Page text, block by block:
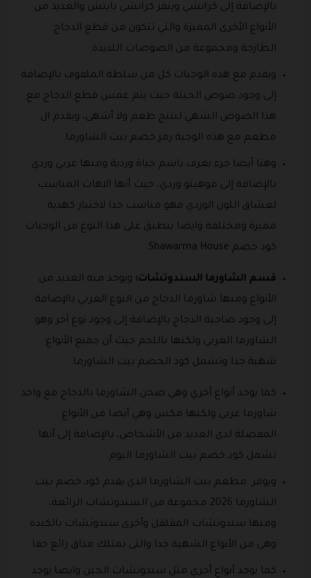
بالإضافة إلى كرانشي وينقر كرانشي بايتش والعديد من
الأنواع الأخرى المميزة والتي تتكون من قطع الدجاج
الطازجة ومجموعة من الصوصات اللذيذة.
ويقدم مع هذه الوجبات كل من سلطة الملفوف بالإضافة
إلى وجود صوص الجبنة حيث يتم غمس قطع الدجاج مع
هذا الصوص الشهي لينتج طعم ولا أشهى، ويقدم ال
مطعم مع هذه الوجبة رمز خصم بيت الشاورما.
وهنا أيضا جزء يعرف باسم حياة وردية ومنها عربي وردي
بالإضافة إلى موهيتو وردي، حيث أنها الاهات المناسب
لعشاق اللون الوردي فهو مناسب جدا لاختيار كهدية
مميزة ومختلفة وايضا ينطبق على هذا النوع من الوجبات
كود خصم Shawarma House.
قسم الشاورما السندوتشات: ويوجد منه العديد من
الأنواع ومنها شاورما الدجاج من النوع العربي بالإضافة
إلى وجود صاجية الدجاج بالإضافة إلى وجود نوع آخر وهو
الشاورما العربي ولكنها باللحم حيث أن جميع الأنواع
شهية جدا وتشمل كود الخصم بيت الشاورما.
كما يوجد أنواع أخري وهي صحن الشاورما بالدجاج مع واحد
شاورما عربي ولكنها مكس وهي أيضا من الأنواع
المفضلة لدى العديد من الأشخاص، بالإضافة إلى أنها
تشمل كود خصم بيت الشاورما اليوم.
ويوفر مطعم بيت الشاورما الذي يقدم كود خصم بيت
الشاورما 2026 مجموعة من السندوتشات الرائعة،
ومنها سندوتشات المقلقل وأخرى سندوتشات بالكبدة
وهي من الأنواع الشهية جدا والتى تمتلك مذاق رائع حقا .
كما يوجد أنواع أخري مثل سندوتشات الجبن وايضا يوجد